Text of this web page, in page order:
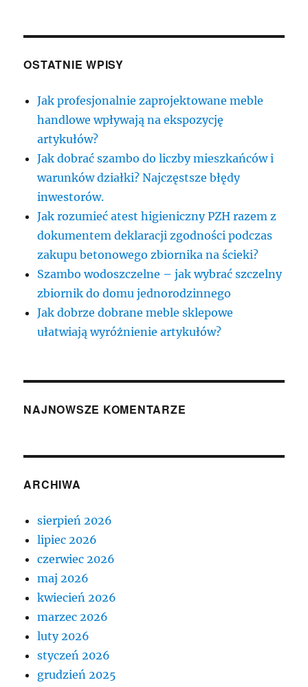
OSTATNIE WPISY
Jak profesjonalnie zaprojektowane meble
handlowe wpływają na ekspozycję
artykułów?
Jak dobrać szambo do liczby mieszkańców i
warunków działki? Najczęstsze błędy
inwestorów.
Jak rozumieć atest higieniczny PZH razem z
dokumentem deklaracji zgodności podczas
zakupu betonowego zbiornika na ścieki?
Szambo wodoszczelne – jak wybrać szczelny
zbiornik do domu jednorodzinnego
Jak dobrze dobrane meble sklepowe
ułatwiają wyróżnienie artykułów?
NAJNOWSZE KOMENTARZE
ARCHIWA
sierpień 2026
lipiec 2026
czerwiec 2026
maj 2026
kwiecień 2026
marzec 2026
luty 2026
styczeń 2026
grudzień 2025